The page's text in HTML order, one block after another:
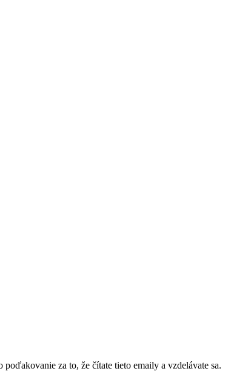
poďakovanie za to, že čítate tieto emaily a vzdelávate sa.